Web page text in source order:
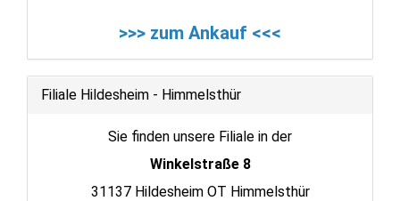
>>> zum Ankauf <<<
Filiale Hildesheim - Himmelsthür
Sie finden unsere Filiale in der
Winkelstraße 8
31137 Hildesheim OT Himmelsthür